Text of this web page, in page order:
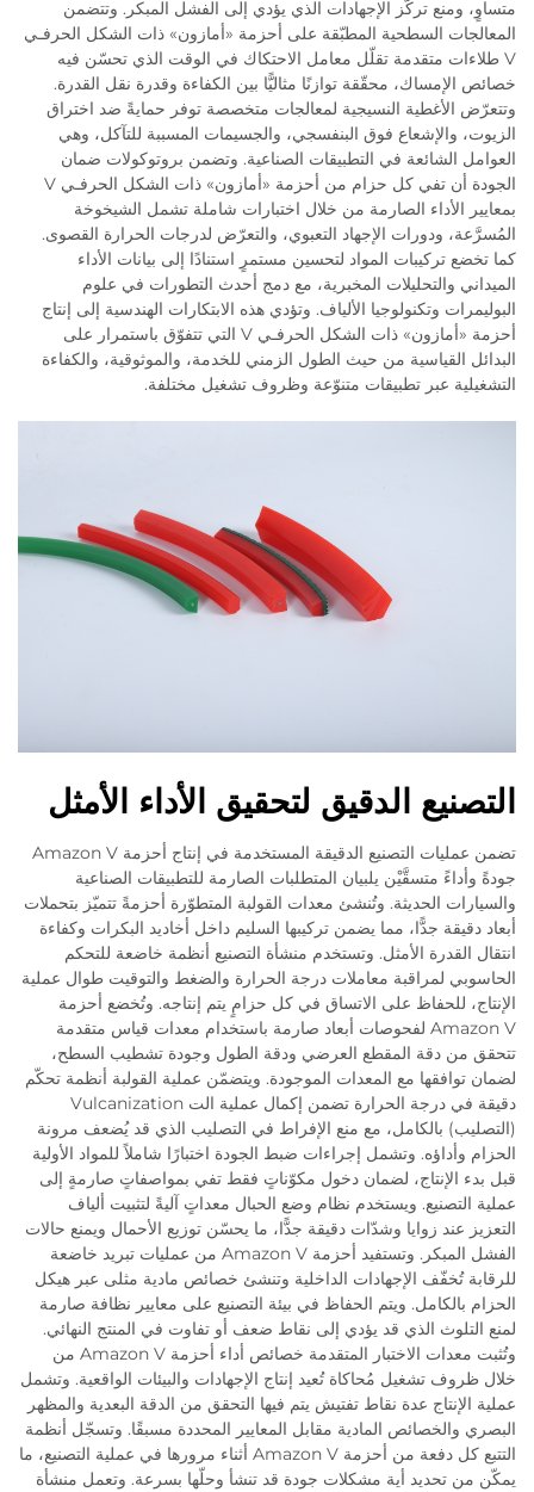
متساوٍ، ومنع تركّز الإجهادات الذي يؤدي إلى الفشل المبكر. وتتضمن
المعالجات السطحية المطبّقة على أحزمة «أمازون» ذات الشكل الحرفـي
V طلاءات متقدمة تقلّل معامل الاحتكاك في الوقت الذي تحسّن فيه
خصائص الإمساك، محقّقة توازنًا مثاليًّا بين الكفاءة وقدرة نقل القدرة.
وتتعرّض الأغطية النسيجية لمعالجات متخصصة توفر حمايةً ضد اختراق
الزيوت، والإشعاع فوق البنفسجي، والجسيمات المسببة للتآكل، وهي
العوامل الشائعة في التطبيقات الصناعية. وتضمن بروتوكولات ضمان
الجودة أن تفي كل حزام من أحزمة «أمازون» ذات الشكل الحرفـي V
بمعايير الأداء الصارمة من خلال اختبارات شاملة تشمل الشيخوخة
المُسرَّعة، ودورات الإجهاد التعبوي، والتعرّض لدرجات الحرارة القصوى.
كما تخضع تركيبات المواد لتحسين مستمرٍ استنادًا إلى بيانات الأداء
الميداني والتحليلات المخبرية، مع دمج أحدث التطورات في علوم
البوليمرات وتكنولوجيا الألياف. وتؤدي هذه الابتكارات الهندسية إلى إنتاج
أحزمة «أمازون» ذات الشكل الحرفـي V التي تتفوّق باستمرار على
البدائل القياسية من حيث الطول الزمني للخدمة، والموثوقية، والكفاءة
التشغيلية عبر تطبيقات متنوّعة وظروف تشغيل مختلفة.
التصنيع الدقيق لتحقيق الأداء الأمثل
تضمن عمليات التصنيع الدقيقة المستخدمة في إنتاج أحزمة Amazon V
جودةً وأداءً متسقَّيْن يلبيان المتطلبات الصارمة للتطبيقات الصناعية
والسيارات الحديثة. وتُنشئ معدات القولبة المتطوّرة أحزمةً تتميّز بتحملات
أبعاد دقيقة جدًّا، مما يضمن تركيبها السليم داخل أخاديد البكرات وكفاءة
انتقال القدرة الأمثل. وتستخدم منشأة التصنيع أنظمة خاضعة للتحكم
الحاسوبي لمراقبة معاملات درجة الحرارة والضغط والتوقيت طوال عملية
الإنتاج، للحفاظ على الاتساق في كل حزامٍ يتم إنتاجه. وتُخضع أحزمة
Amazon V لفحوصات أبعاد صارمة باستخدام معدات قياس متقدمة
تتحقق من دقة المقطع العرضي ودقة الطول وجودة تشطيب السطح،
لضمان توافقها مع المعدات الموجودة. ويتضمّن عملية القولبة أنظمة تحكّم
دقيقة في درجة الحرارة تضمن إكمال عملية الت Vulcanization
(التصليب) بالكامل، مع منع الإفراط في التصليب الذي قد يُضعف مرونة
الحزام وأداؤه. وتشمل إجراءات ضبط الجودة اختبارًا شاملاً للمواد الأولية
قبل بدء الإنتاج، لضمان دخول مكوّناتٍ فقط تفي بمواصفاتٍ صارمةٍ إلى
عملية التصنيع. ويستخدم نظام وضع الحبال معداتٍ آليةً لتثبيت ألياف
التعزيز عند زوايا وشدّات دقيقة جدًّا، ما يحسّن توزيع الأحمال ويمنع حالات
الفشل المبكر. وتستفيد أحزمة Amazon V من عمليات تبريد خاضعة
للرقابة تُخفّف الإجهادات الداخلية وتنشئ خصائص مادية مثلى عبر هيكل
الحزام بالكامل. ويتم الحفاظ في بيئة التصنيع على معايير نظافة صارمة
لمنع التلوث الذي قد يؤدي إلى نقاط ضعف أو تفاوت في المنتج النهائي.
وتُثبت معدات الاختبار المتقدمة خصائص أداء أحزمة Amazon V من
خلال ظروف تشغيل مُحاكاة تُعيد إنتاج الإجهادات والبيئات الواقعية. وتشمل
عملية الإنتاج عدة نقاط تفتيش يتم فيها التحقق من الدقة البعدية والمظهر
البصري والخصائص المادية مقابل المعايير المحددة مسبقًا. وتسجّل أنظمة
التتبع كل دفعة من أحزمة Amazon V أثناء مرورها في عملية التصنيع، ما
يمكّن من تحديد أية مشكلات جودة قد تنشأ وحلّها بسرعة. وتعمل منشأة